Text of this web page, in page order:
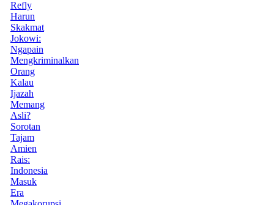
Refly
Harun
Skakmat
Jokowi:
Ngapain
Mengkriminalkan
Orang
Kalau
Ijazah
Memang
Asli?
Sorotan
Tajam
Amien
Rais:
Indonesia
Masuk
Era